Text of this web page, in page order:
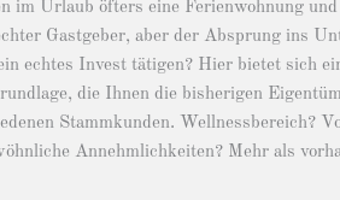
im Urlaub öfters eine Ferienwohnung
Gastgeber, aber der Absprung ins
echtes Invest tätigen? Hier bietet sich
die Ihnen die bisherigen
Stammkunden. Wellnessbereich?
Annehmlichkeiten? Mehr als